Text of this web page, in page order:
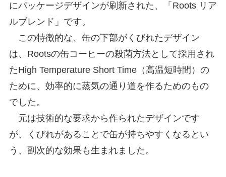
にパッケージデザインが刷新された、「Roots リア
ルブレンド」です。
この特徴的な、缶の下部がくびれたデザイン
は、Rootsの缶コーヒーの殺菌方法として採用され
たHigh Temperature Short Time（高温短時間）の
ために、効率的に蒸気の通り道を作るためのもの
でした。
元は技術的な要求から作られたデザインです
が、くびれがあることで缶が持ちやすくなるとい
う、副次的な効果も生まれました。